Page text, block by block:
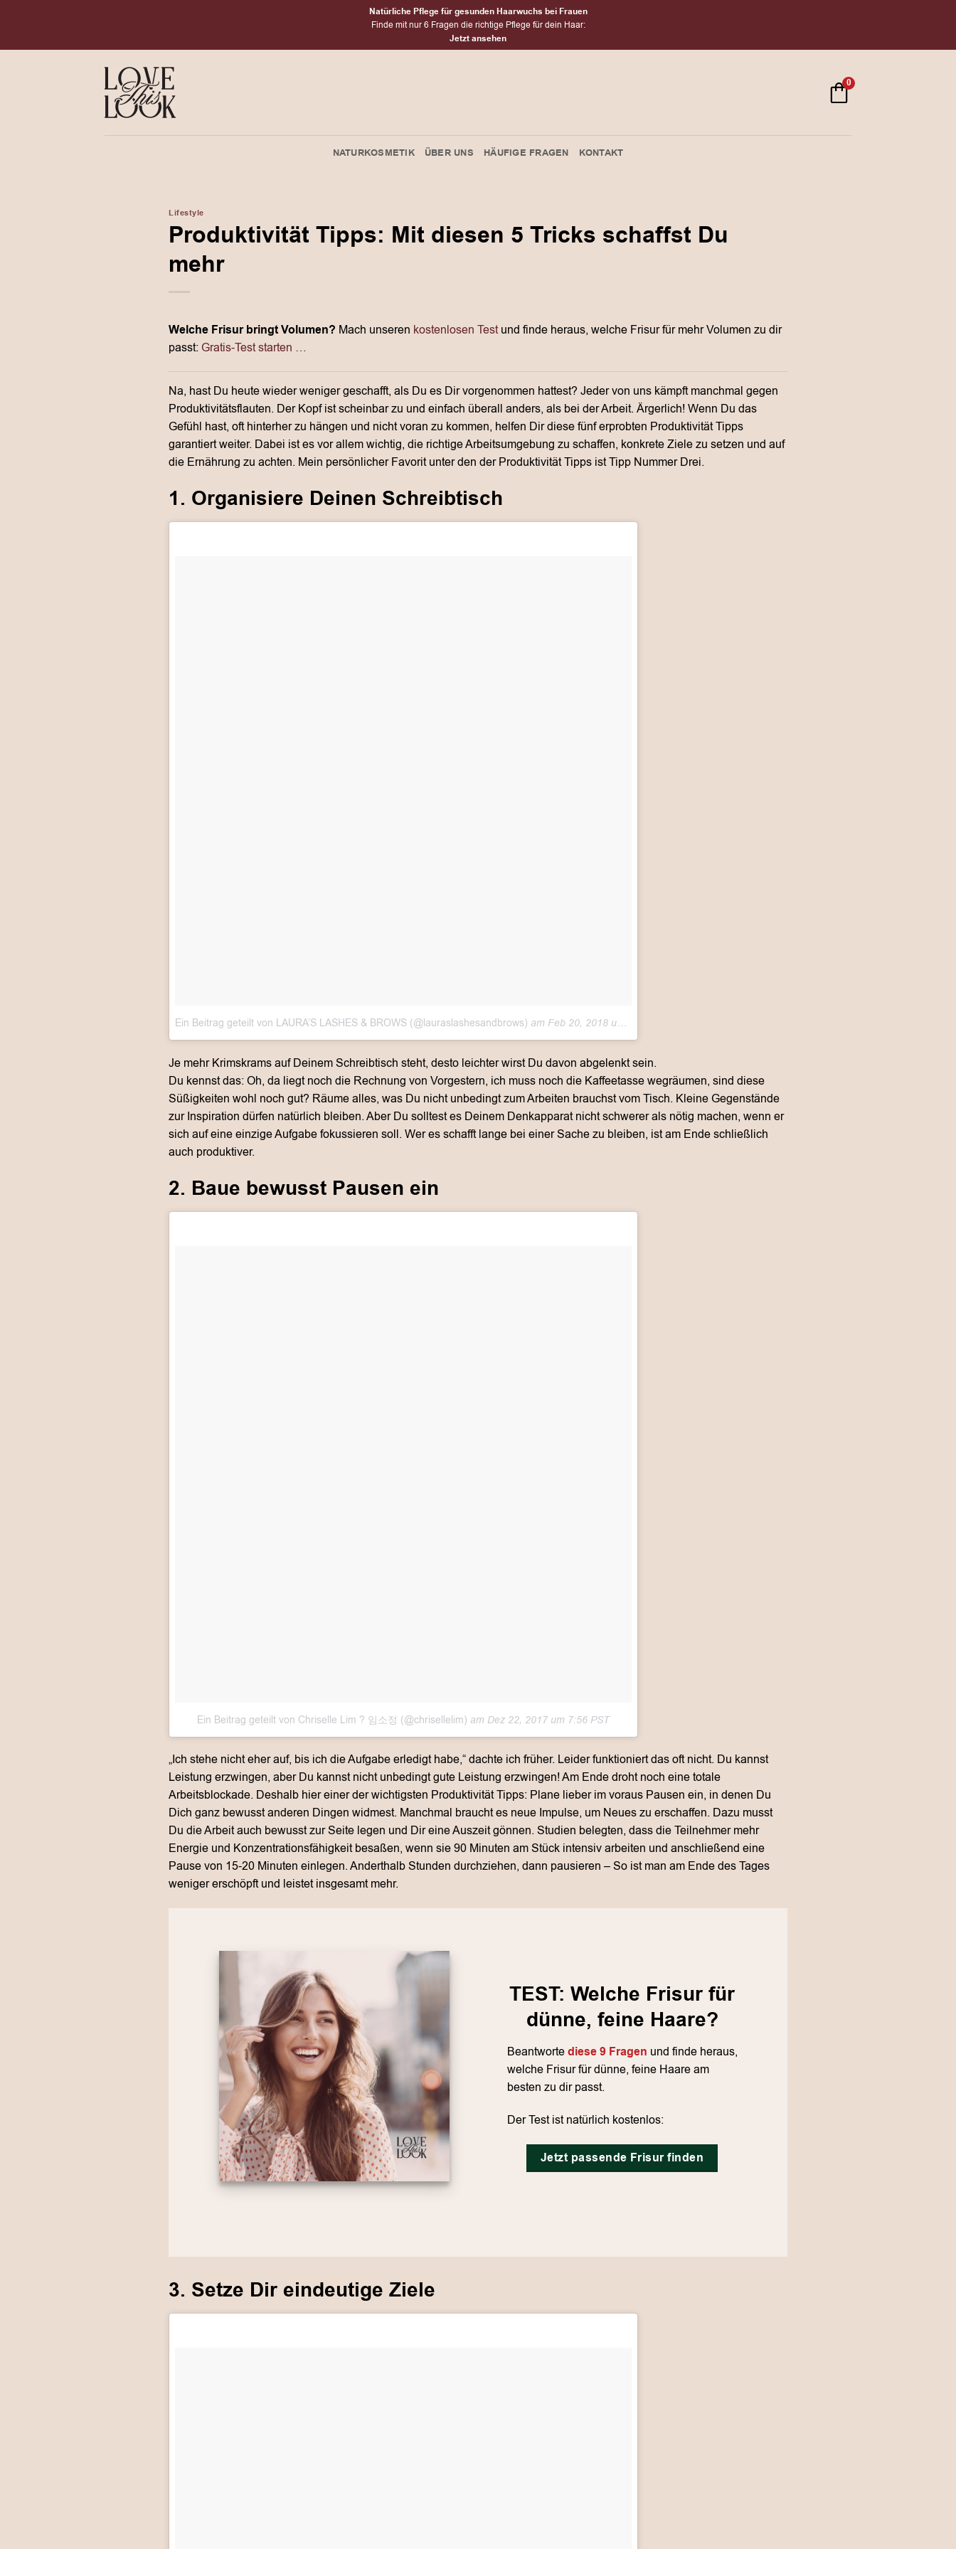
Natürliche Pflege für gesunden Haarwuchs bei Frauen
Finde mit nur 6 Fragen die richtige Pflege für dein Haar:
Jetzt ansehen
0
NATURKOSMETIK ÜBER UNS HÄUFIGE FRAGEN KONTAKT
Lifestyle
Produktivität Tipps: Mit diesen 5 Tricks schaffst Du
mehr
Welche Frisur bringt Volumen? Mach unseren kostenlosen Testund finde heraus, welche Frisur für mehr Volumen zu dir
passt: Gratis-Test starten …
Na, hast Du heute wieder weniger geschafft, als Du es Dir vorgenommen hattest? Jeder von uns kämpft manchmal gegen
Produktivitätsflauten. Der Kopf ist scheinbar zu und einfach überall anders, als bei der Arbeit. Ärgerlich! Wenn Du das
Gefühl hast, oft hinterher zu hängen und nicht voran zu kommen, helfen Dir diese fünf erprobten Produktivität Tipps
garantiert weiter. Dabei ist es vor allem wichtig, die richtige Arbeitsumgebung zu schaffen, konkrete Ziele zu setzen und auf
die Ernährung zu achten. Mein persönlicher Favorit unter den der Produktivität Tipps ist Tipp Nummer Drei.
1. Organisiere Deinen Schreibtisch
Ein Beitrag geteilt von LAURA’S LASHES & BROWS (@lauraslashesandbrows) am Feb 20, 2018 um 2:01 PST
Je mehr Krimskrams auf Deinem Schreibtisch steht, desto leichter wirst Du davon abgelenkt sein.
Du kennst das: Oh, da liegt noch die Rechnung von Vorgestern, ich muss noch die Kaffeetasse wegräumen, sind diese
Süßigkeiten wohl noch gut? Räume alles, was Du nicht unbedingt zum Arbeiten brauchst vom Tisch. Kleine Gegenstände
zur Inspiration dürfen natürlich bleiben. Aber Du solltest es Deinem Denkapparat nicht schwerer als nötig machen, wenn er
sich auf eine einzige Aufgabe fokussieren soll. Wer es schafft lange bei einer Sache zu bleiben, ist am Ende schließlich
auch produktiver.
2. Baue bewusst Pausen ein
Ein Beitrag geteilt von Chriselle Lim ? 임소정 (@chrisellelim) am Dez 22, 2017 um 7:56 PST
„Ich stehe nicht eher auf, bis ich die Aufgabe erledigt habe,“ dachte ich früher. Leider funktioniert das oft nicht. Du kannst
Leistung erzwingen, aber Du kannst nicht unbedingt gute Leistung erzwingen! Am Ende droht noch eine totale
Arbeitsblockade. Deshalb hier einer der wichtigsten Produktivität Tipps: Plane lieber im voraus Pausen ein, in denen Du
Dich ganz bewusst anderen Dingen widmest. Manchmal braucht es neue Impulse, um Neues zu erschaffen. Dazu musst
Du die Arbeit auch bewusst zur Seite legen und Dir eine Auszeit gönnen. Studien belegten, dass die Teilnehmer mehr
Energie und Konzentrationsfähigkeit besaßen, wenn sie 90 Minuten am Stück intensiv arbeiten und anschließend eine
Pause von 15-20 Minuten einlegen. Anderthalb Stunden durchziehen, dann pausieren – So ist man am Ende des Tages
weniger erschöpft und leistet insgesamt mehr.
TEST: Welche Frisur für
dünne, feine Haare?
Beantwortediese 9 Fragen und finde heraus,
welche Frisur für dünne, feine Haare am
besten zu dir passt.
Der Test ist natürlich kostenlos:
Jetzt passende Frisur finden
3. Setze Dir eindeutige Ziele